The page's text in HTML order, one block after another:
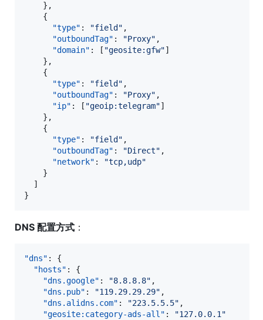
    },
    {
"type" : "field " ,
"outboundTag" : "Proxy" ,
"domain" : [ "geosite:gfw"]
    },
    {
"type" : "field " ,
"outboundTag" : "Proxy" ,
"ip" : [ "geoip:telegram"]
    },
    {
"type" : "field " ,
"outboundTag" : "Direct" ,
"network" : "tcp,udp"
    }
  ]
}
DNS 配置方式 ：
"dns" : {
"hosts" : {
"dns.google" : "8.8.8.8" ,
"dns.pub" : "119.29.29.29" ,
"dns.alidns.com" : "223.5.5.5" ,
"geosite:category-ads-all" : "127.0.0.1 "